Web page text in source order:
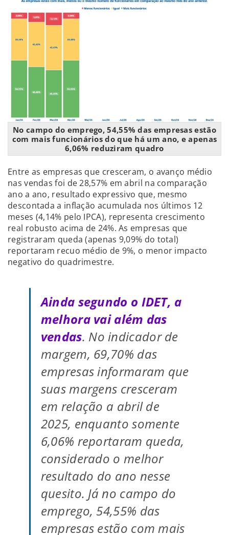
No campo do emprego, 54,55% das empresas estão
com mais funcionários do que há um ano, e apenas
6,06% reduziram quadro
Entre as empresas que cresceram, o avanço médio
nas vendas foi de 28,57% em abril na comparação
ano a ano, resultado expressivo que, mesmo
descontada a inflação acumulada nos últimos 12
meses (4,14% pelo IPCA), representa crescimento
real robusto acima de 24%. As empresas que
registraram queda (apenas 9,09% do total)
reportaram recuo médio de 9%, o menor impacto
negativo do quadrimestre.
Ainda segundo o IDET, a
melhora vai além das
vendas. No indicador de
margem, 69,70% das
empresas informaram que
suas margens cresceram
em relação a abril de
2025, enquanto somente
6,06% reportaram queda,
considerado o melhor
resultado do ano nesse
quesito. Já no campo do
emprego, 54,55% das
empresas estão com mais